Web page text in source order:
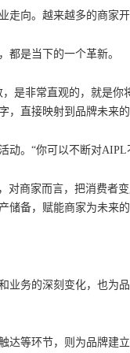
向。越来越多的商家
都是当下的一个革新。
是非常直观的，就是
直接映射到品牌未来
。“你可以不断对
对商家而言，把消费
备，赋能商家为未来
业务的深刻变化，也
等环节，则为品牌建